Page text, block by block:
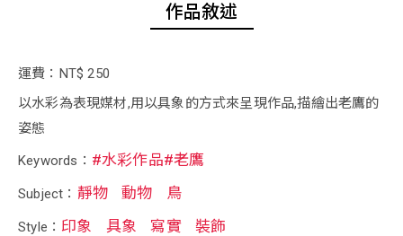
作品敘述
運費：NT$ 250
以水彩為表現媒材,用以具象的方式來呈現作品,描繪出老鷹的
姿態
Keywords： #水彩作品#老鷹
Subject： 靜物 動物 鳥
Style： 印象 具象 寫實 裝飾